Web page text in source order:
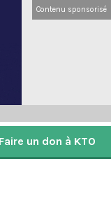
Contenu sponsorisé
Faire un don à KTO